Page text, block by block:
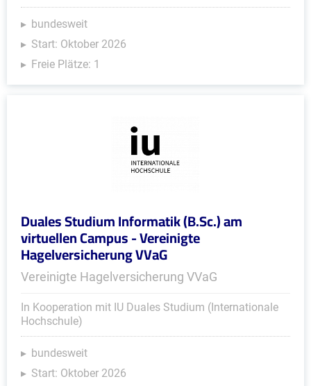
bundesweit
Start: Oktober 2026
Freie Plätze: 1
Duales Studium Informatik (B.Sc.) am
virtuellen Campus - Vereinigte
Hagelversicherung VVaG
Vereinigte Hagelversicherung VVaG
In Kooperation mit IU Duales Studium (Internationale
Hochschule)
bundesweit
Start: Oktober 2026